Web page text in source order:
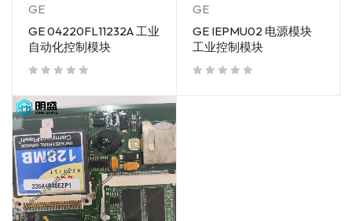
GE
GE 04220FL11232A 工业
自动化控制模块
GE
GE IEPMU02 电源模块
工业控制模块